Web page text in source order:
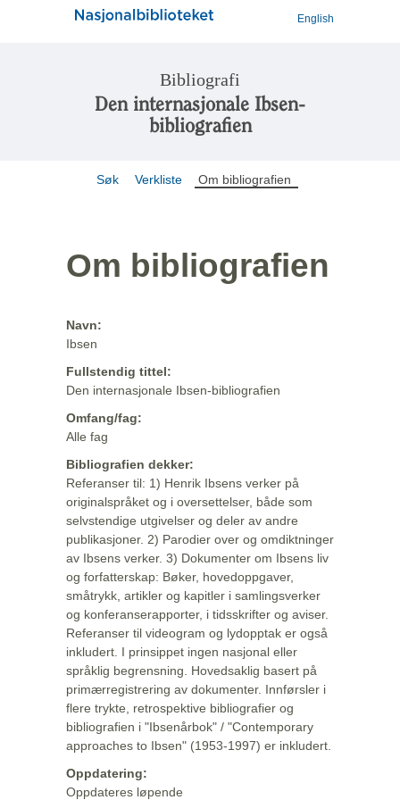
English
Bibliografi
Den internasjonale Ibsen-
bibliografien
Søk Verkliste Om bibliografien
Om bibliografien
Navn:
Ibsen
Fullstendig tittel:
Den internasjonale Ibsen-bibliografien
Omfang/fag:
Alle fag
Bibliografien dekker:
Referanser til: 1) Henrik Ibsens verker på
originalspråket og i oversettelser, både som
selvstendige utgivelser og deler av andre
publikasjoner. 2) Parodier over og omdiktninger
av Ibsens verker. 3) Dokumenter om Ibsens liv
og forfatterskap: Bøker, hovedoppgaver,
småtrykk, artikler og kapitler i samlingsverker
og konferanserapporter, i tidsskrifter og aviser.
Referanser til videogram og lydopptak er også
inkludert. I prinsippet ingen nasjonal eller
språklig begrensning. Hovedsaklig basert på
primærregistrering av dokumenter. Innførsler i
flere trykte, retrospektive bibliografier og
bibliografien i "Ibsenårbok" / "Contemporary
approaches to Ibsen" (1953-1997) er inkludert.
Oppdatering:
Oppdateres løpende